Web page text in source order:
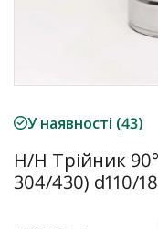
У наявності (43)
Н/Н Трійник
304/430) d110/